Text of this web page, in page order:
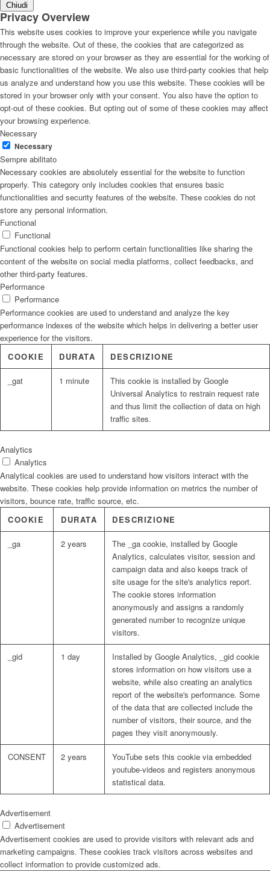
Chiudi
Privacy Overview
This website uses cookies to improve your experience while you navigate
through the website. Out of these, the cookies that are categorized as
necessary are stored on your browser as they are essential for the working of
basic functionalities of the website. We also use third-party cookies that help
us analyze and understand how you use this website. These cookies will be
stored in your browser only with your consent. You also have the option to
opt-out of these cookies. But opting out of some of these cookies may affect
your browsing experience.
Necessary
Necessary
Sempre abilitato
Necessary cookies are absolutely essential for the website to function
properly. This category only includes cookies that ensures basic
functionalities and security features of the website. These cookies do not
store any personal information.
Functional
Functional
Functional cookies help to perform certain functionalities like sharing the
content of the website on social media platforms, collect feedbacks, and
other third-party features.
Performance
Performance
Performance cookies are used to understand and analyze the key
performance indexes of the website which helps in delivering a better user
experience for the visitors.
COOKIE
DURATA DESCRIZIONE
_gat 1 minute
This cookie is installed by Google
Universal Analytics to restrain request rate
and thus limit the collection of data on high
traffic sites.
Analytics
Analytics
Analytical cookies are used to understand how visitors interact with the
website. These cookies help provide information on metrics the number of
visitors, bounce rate, traffic source, etc.
COOKIE
DURATA DESCRIZIONE
_ga 2 years
The _ga cookie, installed by Google
Analytics, calculates visitor, session and
campaign data and also keeps track of
site usage for the site's analytics report.
The cookie stores information
anonymously and assigns a randomly
generated number to recognize unique
visitors.
_gid 1 day
Installed by Google Analytics, _gid cookie
stores information on how visitors use a
website, while also creating an analytics
report of the website's performance. Some
of the data that are collected include the
number of visitors, their source, and the
pages they visit anonymously.
CONSENT 2 years
YouTube sets this cookie via embedded
youtube-videos and registers anonymous
statistical data.
Advertisement
Advertisement
Advertisement cookies are used to provide visitors with relevant ads and
marketing campaigns. These cookies track visitors across websites and
collect information to provide customized ads.